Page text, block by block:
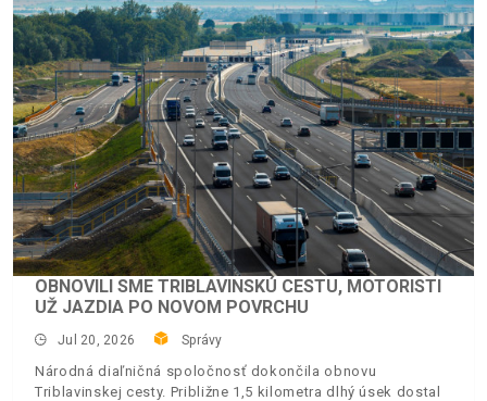
OBNOVILI SME TRIBLAVINSKÚ CESTU, MOTORISTI
UŽ JAZDIA PO NOVOM POVRCHU
Jul 20, 2026 Správy
Národná diaľničná spoločnosť dokončila obnovu
Triblavinskej cesty. Približne 1,5 kilometra dlhý úsek dostal